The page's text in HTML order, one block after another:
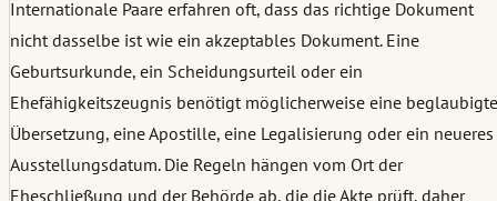
Internationale Paare erfahren oft, dass das richtige Dokument
nicht dasselbe ist wie ein akzeptables Dokument. Eine
Geburtsurkunde, ein Scheidungsurteil oder ein
Ehefähigkeitszeugnis benötigt möglicherweise eine beglaubigte
Übersetzung, eine Apostille, eine Legalisierung oder ein neueres
Ausstellungsdatum. Die Regeln hängen vom Ort der
Eheschließung und der Behörde ab, die die Akte prüft, daher